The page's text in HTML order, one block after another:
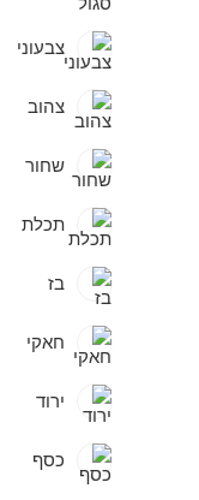
צבעוני
צהוב
שחור
תכלת
בז
חאקי
ירוד
כסף